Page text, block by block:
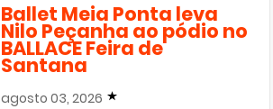
Ballet Meia Ponta leva
Nilo Peçanha ao pódio no
BALLACE Feira de
Santana
agosto 03, 2026